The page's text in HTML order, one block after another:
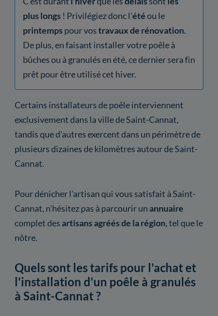
plus longs ! Privilégiez donc l'étéou le
printemps pour vostravaux de rénovation.
De plus, en faisant installer votre poêle à
bûches ou à granulés en été, ce dernier sera fin
prêt pour être utilisé cet hiver.
Certains installateurs de poêle interviennent
exclusivement dans la ville de Saint-Cannat,
tandis que d'autres exercent dans un périmètre de
plusieurs dizaines de kilomètres autour de Saint-
Cannat.
Pour dénicher l'artisan qui vous satisfait à Saint-
Cannat, n'hésitez pas à parcourir unannuaire
complet desartisans agréés de la région, tel que le
nôtre.
Quels sont les tarifs pour l'achat et
l'installation d'un poêle à granulés
à Saint-Cannat ?